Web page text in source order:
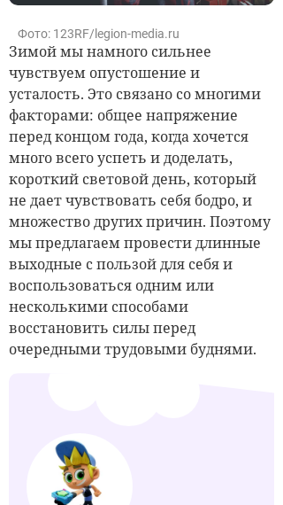
Фото: 123RF/legion-media.ru
Зимой мы намного сильнее
чувствуем опустошение и
усталость. Это связано со многими
факторами: общее напряжение
перед концом года, когда хочется
много всего успеть и доделать,
короткий световой день, который
не дает чувствовать себя бодро, и
множество других причин. Поэтому
мы предлагаем провести длинные
выходные с пользой для себя и
воспользоваться одним или
несколькими способами
восстановить силы перед
очередными трудовыми буднями.